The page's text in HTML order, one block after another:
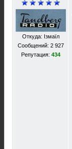
Откуда: Ізмаїл
Сообщений: 2 927
Репутация: 434